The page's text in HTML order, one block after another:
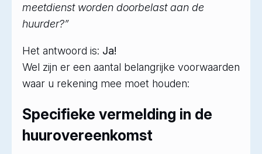
meetdienst worden doorbelast aan de
huurder?”
Het antwoord is: Ja!
Wel zijn er een aantal belangrijke voorwaarden
waar u rekening mee moet houden:
Specifieke vermelding in de
huurovereenkomst